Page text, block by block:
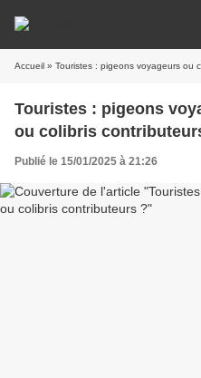
Accueil » Touristes : pigeons voyageurs ou
Touristes : pigeons
ou colibris
Publié le 15/01/2025 à 21:26